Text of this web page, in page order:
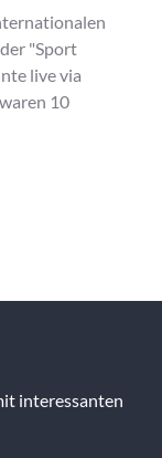
"Sport
live via
10
interessanten